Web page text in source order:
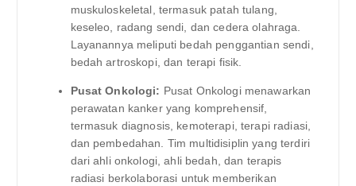
muskuloskeletal, termasuk patah tulang,
keseleo, radang sendi, dan cedera olahraga.
Layanannya meliputi bedah penggantian sendi,
bedah artroskopi, dan terapi fisik.
Pusat Onkologi: Pusat Onkologi menawarkan
perawatan kanker yang komprehensif,
termasuk diagnosis, kemoterapi, terapi radiasi,
dan pembedahan. Tim multidisiplin yang terdiri
dari ahli onkologi, ahli bedah, dan terapis
radiasi berkolaborasi untuk memberikan